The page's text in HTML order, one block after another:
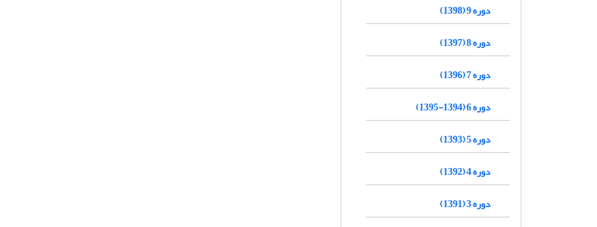
دوره 9 (1398)
دوره 8 (1397)
دوره 7 (1396)
دوره 6 (1394-1395)
دوره 5 (1393)
دوره 4 (1392)
دوره 3 (1391)